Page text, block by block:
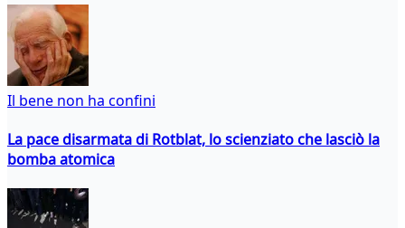
Il bene non ha confini
La pace disarmata di Rotblat, lo scienziato che lasciò la
bomba atomica